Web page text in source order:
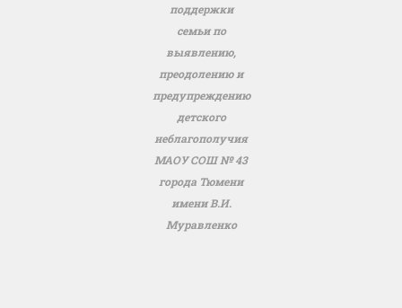
поддержки
семьи по
выявлению,
преодолению и
предупреждению
детского
неблагополучия
МАОУ СОШ № 43
города Тюмени
имени В.И.
Муравленко